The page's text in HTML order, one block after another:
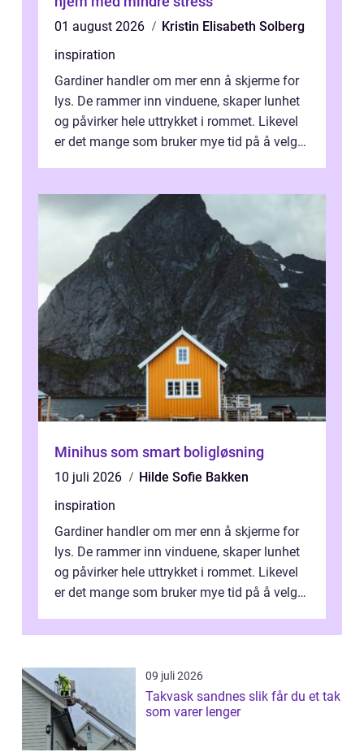
01 august 2026
Kristin Elisabeth Solberg
inspiration
Gardiner handler om mer enn å skjerme for
lys. De rammer inn vinduene, skaper lunhet
og påvirker hele uttrykket i rommet. Likevel
er det mange som bruker mye tid på å velge
Minihus som smart boligløsning
10 juli 2026
Hilde Sofie Bakken
inspiration
Gardiner handler om mer enn å skjerme for
lys. De rammer inn vinduene, skaper lunhet
og påvirker hele uttrykket i rommet. Likevel
er det mange som bruker mye tid på å velge
09 juli 2026
Takvask sandnes slik får du et tak
som varer lenger